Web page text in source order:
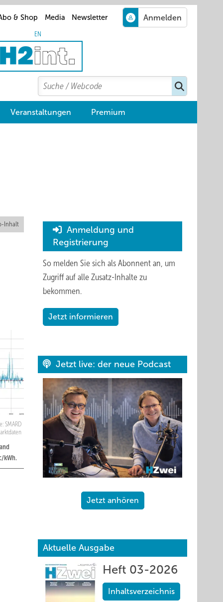
& Shop Media Newsletter
EN
Search
Suchen
Veranstaltungen Premium
Inhalt
SMARD
kWh.
Anmeldung und
Registrierung
So melden Sie sich als Abonnent an, um
Zugriff auf alle Zusatz-Inhalte zu
bekommen.
Jetzt informieren
Jetzt live: der neue Podcast
Jetzt anhören
Aktuelle Ausgabe
Heft 03-2026
Inhaltsverzeichnis